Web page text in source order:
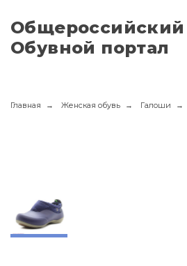
Общероссийский
Обувной портал
Главная Женская обувь Галоши